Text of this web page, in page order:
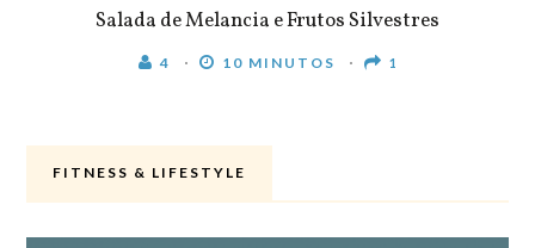
Salada de Melancia e Frutos Silvestres
4 10 MINUTOS 1
FITNESS & LIFESTYLE